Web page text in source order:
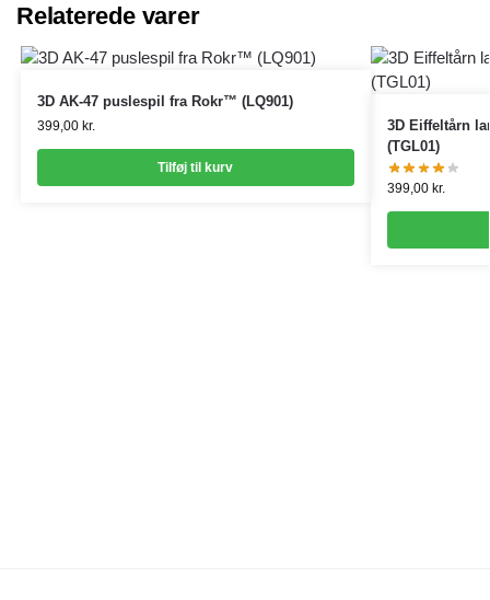
Relaterede varer
3D AK-47 puslespil fra Rokr™ (LQ901)
399,00 kr.
Tilføj til kurv
3D Eiffeltårn
(TGL01)
399,00 kr.